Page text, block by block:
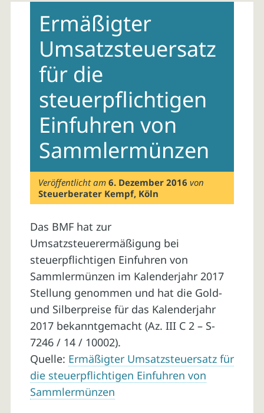
contentErmäßigter
Umsatzsteuersatz
für die
steuerpflichtigen
Einfuhren von
Sammlermünzen
Veröffentlicht am6. Dezember 2016 von
Steuerberater Kempf, Köln
Das BMF hat zur
Umsatzsteuerermäßigung bei
steuerpflichtigen Einfuhren von
Sammlermünzen im Kalenderjahr 2017
Stellung genommen und hat die Gold-
und Sil­ber­prei­se für das Ka­len­der­jahr
2017 bekanntgemacht (Az. III C 2 – S-
7246 / 14 / 10002).
Quelle: Ermäßigter Umsatzsteuersatz für
die steuerpflichtigen Einfuhren von
Sammlermünzen